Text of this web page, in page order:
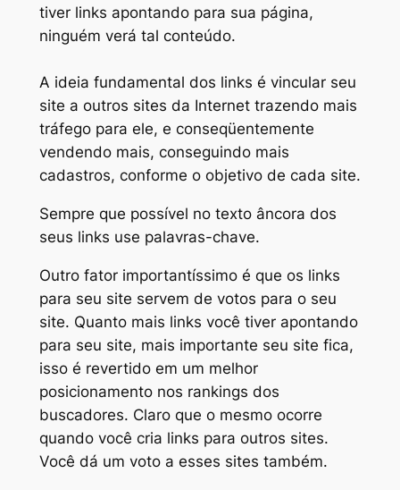
tiver links apontando para sua página,
ninguém verá tal conteúdo.
A ideia fundamental dos links é vincular seu
site a outros sites da Internet trazendo mais
tráfego para ele, e conseqüentemente
vendendo mais, conseguindo mais
cadastros, conforme o objetivo de cada site.
Sempre que possível no texto âncora dos
seus links use palavras-chave.
Outro fator importantíssimo é que os links
para seu site servem de votos para o seu
site. Quanto mais links você tiver apontando
para seu site, mais importante seu site fica,
isso é revertido em um melhor
posicionamento nos rankings dos
buscadores. Claro que o mesmo ocorre
quando você cria links para outros sites.
Você dá um voto a esses sites também.